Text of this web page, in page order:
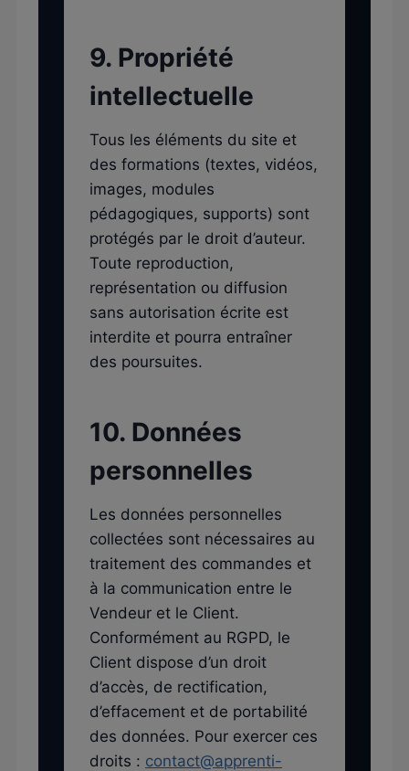
9. Propriété
intellectuelle
Tous les éléments du site et
des formations (textes, vidéos,
images, modules
pédagogiques, supports) sont
protégés par le droit d’auteur.
Toute reproduction,
représentation ou diffusion
sans autorisation écrite est
interdite et pourra entraîner
des poursuites.
10. Données
personnelles
Les données personnelles
collectées sont nécessaires au
traitement des commandes et
à la communication entre le
Vendeur et le Client.
Conformément au RGPD, le
Client dispose d’un droit
d’accès, de rectification,
d’effacement et de portabilité
des données. Pour exercer ces
droits : contact@apprenti-